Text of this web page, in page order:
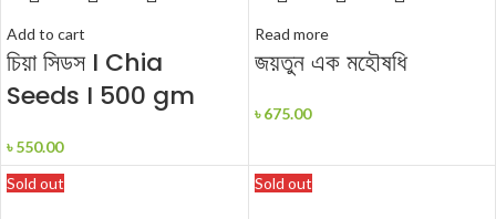
Add to cart
চিয়া সিডস I Chia
Seeds I 500 gm
৳550.00
Read more
জয়তুন এক মহৌষধি
৳675.00
Sold out Sold out